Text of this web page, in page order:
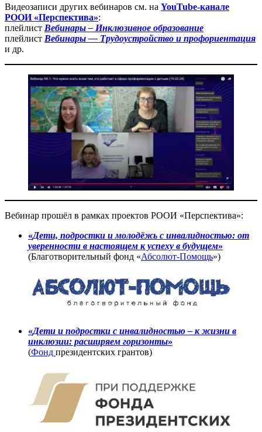
Видеозаписи других вебинаров см. на YouTube-канале
РООИ «Перспектива»:
плейлист Вебинары – Инклюзивное образование
плейлист Вебинары — Трудоустройство и профориентация
и др.
Вебинар прошёл в рамках проектов РООИ «Перспектива»:
«Дети, подростки и молодёжь с инвалидностью: от
уверенности в настоящем к успеху в будущем»
(Благотворительный фонд «Абсолют-Помощь»)
«Дети и подростки с инвалидностью – к жизни в
инклюзии: расширяем горизонты»
(Фонд президентских грантов)